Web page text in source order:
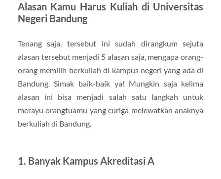
Alasan Kamu Harus Kuliah di Universitas
Negeri Bandung
Tenang saja, tersebut ini sudah dirangkum sejuta
alasan tersebut menjadi 5 alasan saja, mengapa orang-
orang memilih berkuliah di kampus negeri yang ada di
Bandung. Simak baik-baik ya! Mungkin saja kelima
alasan ini bisa menjadi salah satu langkah untuk
merayu orangtuamu yang curiga melewatkan anaknya
berkuliah di Bandung.
1. Banyak Kampus Akreditasi A